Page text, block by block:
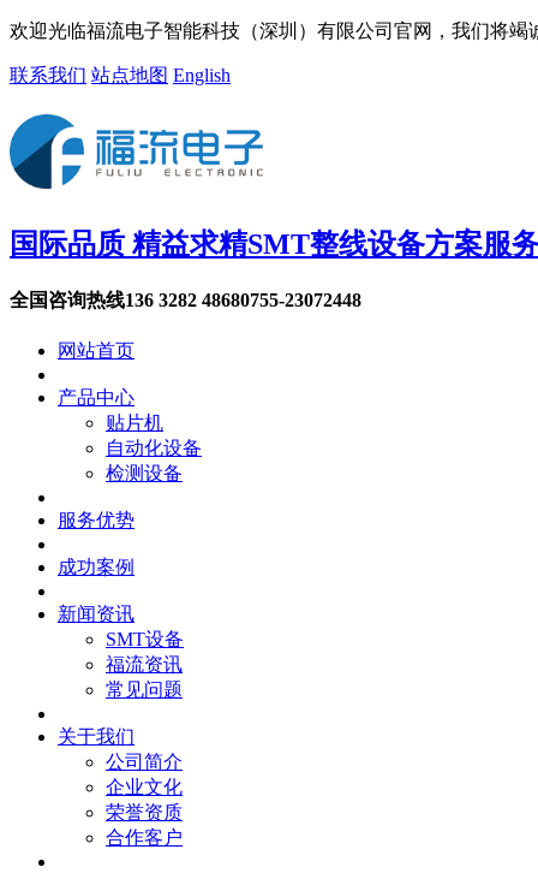
欢迎光临福流电子智能科技（深圳）有限公司官网，我们将竭
联系我们 站点地图 English
国际品质 精益求精SMT整线设备方案服
全国咨询热线136 3282 48680755-23072448
网站首页
产品中心
贴片机
自动化设备
检测设备
服务优势
成功案例
新闻资讯
SMT设备
福流资讯
常见问题
关于我们
公司简介
企业文化
荣誉资质
合作客户